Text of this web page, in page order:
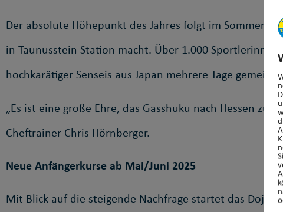
Der absolute Höhepunkt des Jahres folgt im Sommer,
in Taunusstein Station macht. Über 1.000
hochkarätiger Senseis aus Japan mehrere Tage
„Es ist eine große Ehre, das Gasshuku nach Hessen
Cheftrainer Chris Hörnberger.
Neue Anfängerkurse ab Mai/Juni 2025
Mit Blick auf die steigende Nachfrage startet das Dojo